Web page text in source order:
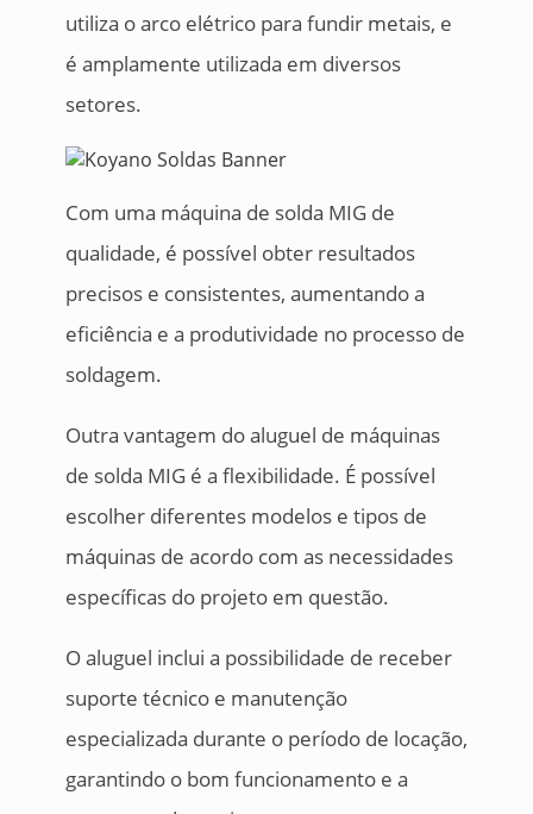
utiliza o arco elétrico para fundir metais, e
é amplamente utilizada em diversos
setores.
Com uma máquina de solda MIG de
qualidade, é possível obter resultados
precisos e consistentes, aumentando a
eficiência e a produtividade no processo de
soldagem.
Outra vantagem do aluguel de máquinas
de solda MIG é a flexibilidade. É possível
escolher diferentes modelos e tipos de
máquinas de acordo com as necessidades
específicas do projeto em questão.
O aluguel inclui a possibilidade de receber
suporte técnico e manutenção
especializada durante o período de locação,
garantindo o bom funcionamento e a